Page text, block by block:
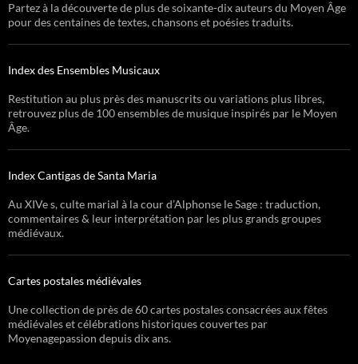
Partez à la découverte de plus de soixante-dix auteurs du Moyen Âge
pour des centaines de textes, chansons et poésies traduits.
Index des Ensembles Musicaux
Restitution au plus près des manuscrits ou variations plus libres,
retrouvez plus de 100 ensembles de musique inspirés par le Moyen
Âge.
Index Cantigas de Santa Maria
Au XIVe s, culte marial à la cour d’Alphonse le Sage : traduction,
commentaires & leur interprétation par les plus grands groupes
médiévaux.
Cartes postales médiévales
Une collection de près de 60 cartes postales consacrées aux fêtes
médiévales et célébrations historiques couvertes par
Moyenagepassion depuis dix ans.